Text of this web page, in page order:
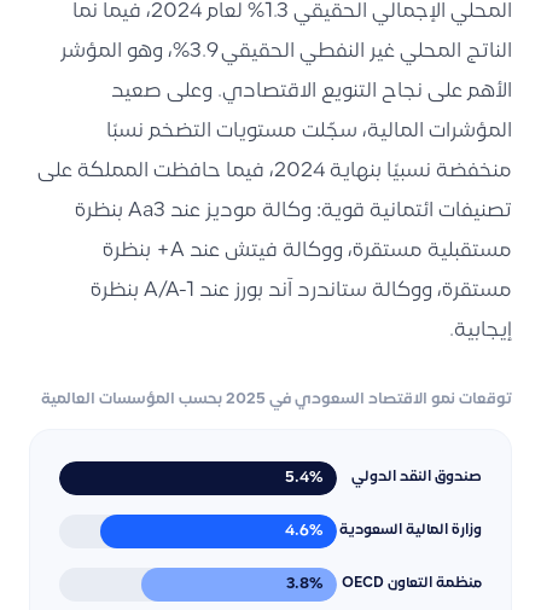
المحلي الإجمالي الحقيقي 1.3% لعام 2024، فيما نما
الناتج المحلي غير النفطي الحقيقي 3.9%، وهو المؤشر
الأهم على نجاح التنويع الاقتصادي. وعلى صعيد
المؤشرات المالية، سجّلت مستويات التضخم نسبًا
منخفضة نسبيًا بنهاية 2024، فيما حافظت المملكة على
تصنيفات ائتمانية قوية: وكالة موديز عند Aa3 بنظرة
مستقبلية مستقرة، ووكالة فيتش عند A+ بنظرة
مستقرة، ووكالة ستاندرد آند بورز عند A/A-1 بنظرة
إيجابية.
توقعات نمو الاقتصاد السعودي في 2025 بحسب المؤسسات العالمية
صندوق النقد الدولي 5.4%
وزارة المالية السعودية 4.6%
منظمة التعاون OECD 3.8%